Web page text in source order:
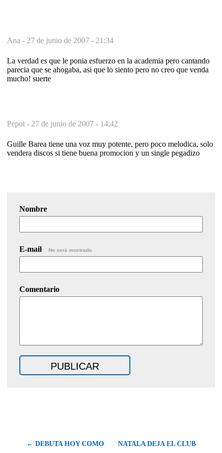
Ana - 27 de junio de 2007 - 21:34
La verdad es que le ponia esfuerzo en la academia pero cantando
parecia que se ahogaba, asi que lo siento pero no creo que venda
mucho! suerte
Pepot - 27 de junio de 2007 - 14:42
Guille Barea tiene una voz muy potente, pero poco melodica, solo
vendera discos si tiene buena promocion y un single pegadizo
Nombre
E-mail No será mostrado.
Comentario
← DEBUTA HOY COMO NATALA DEJA EL CLUB